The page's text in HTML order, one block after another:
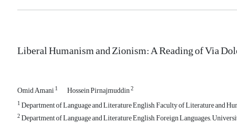
Liberal Humanism and Zionism: A Reading of Via
Omid Amani1 Hossein Pirnajmuddin2
1Department of Language and Literature English, Faculty of Literature and
2Department of Language and Literature English, Foreign Languages,,